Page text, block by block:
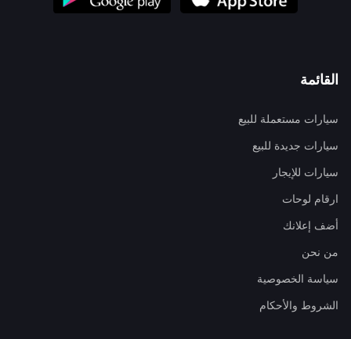
القائمة
سيارات مستعملة للبيع
سيارات جديدة للبيع
سيارات للإيجار
ارقام لوحات
أضف إعلانك
من نحن
سياسة الخصوصية
الشروط والأحكام